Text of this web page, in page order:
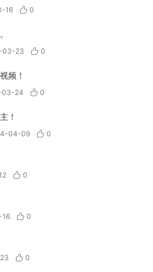
16 0
03-23 0
频！
03-24 0
！
04-09 0
0
0
0